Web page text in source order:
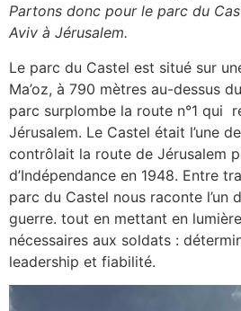
Partons donc pour le parc du
Aviv à Jérusalem.
Le parc du Castel est situé sur
Ma’oz, à 790 mètres au-dessus
parc surplombe la route n°1 qui
Jérusalem. Le Castel était l’une
contrôlait la route de Jérusalem
d’Indépendance en 1948. Entre
parc du Castel nous raconte l’un
guerre. tout en mettant en
nécessaires aux soldats :
leadership et fiabilité.